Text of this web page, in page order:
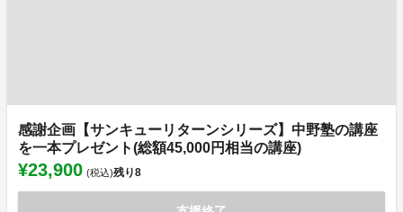
感謝企画【サンキューリターンシリーズ】中野塾の講座
を一本プレゼント(総額45,000円相当の講座)
¥23,900 (税込)残り8